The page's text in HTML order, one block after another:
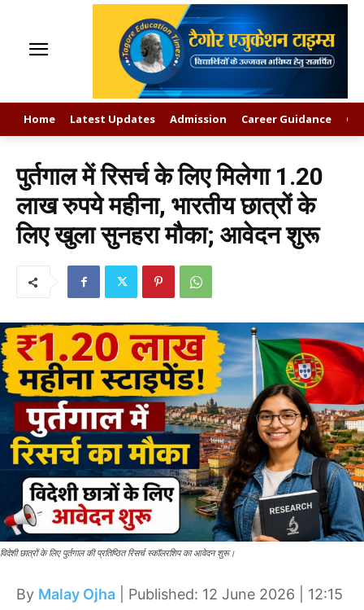
Home Latest Updates Admission Career Guidance GK
पुर्तगाल में रिसर्च के लिए मिलेगा 1.20
लाख रुपये महीना, भारतीय छात्रों के
लिए खुला सुनहरा मौका; आवेदन शुरू
विदेशी छात्रों के लिए पुर्तगाल की प्रतिष्ठित रिसर्च स्कॉलरशिप का आवेदन शुरू।
By Malay Ojha | Published: 12 June 2026 | 12:15